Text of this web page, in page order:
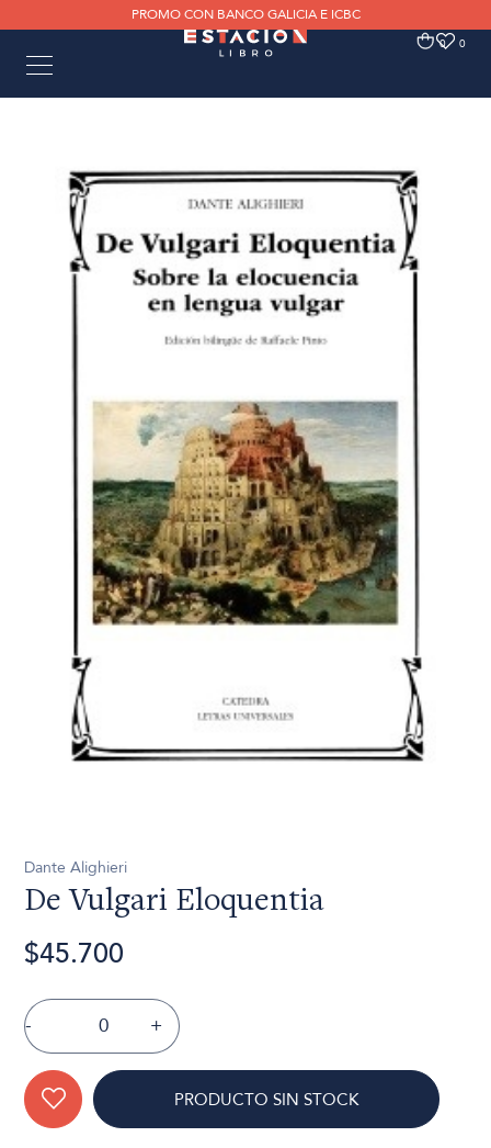
PROMO CON BANCO GALICIA E ICBC
0 0
Dante Alighieri
De Vulgari Eloquentia
$45.700
- +
PRODUCTO SIN STOCK